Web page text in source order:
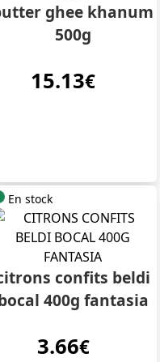
ghee khanum
500g
15.13€
En stock
confits beldi
400g fantasia
3.66€